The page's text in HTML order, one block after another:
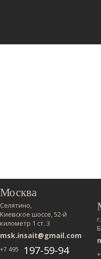
Москва
Селятино,
Киевское шоссе, 52-й
километр 1 ст. 3
msk.insait@gmail.com
+7 495 197-59-94